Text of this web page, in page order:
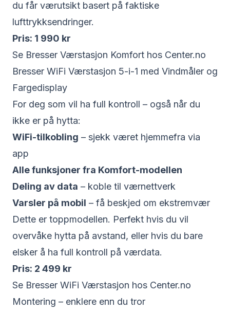
du får værutsikt basert på faktiske
lufttrykksendringer.
Pris: 1 990 kr
Se Bresser Værstasjon Komfort hos Center.no
Bresser WiFi Værstasjon 5-i-1 med Vindmåler og
Fargedisplay
For deg som vil ha full kontroll – også når du
ikke er på hytta:
WiFi-tilkobling – sjekk været hjemmefra via
app
Alle funksjoner fra Komfort-modellen
Deling av data – koble til værnettverk
Varsler på mobil – få beskjed om ekstremvær
Dette er toppmodellen. Perfekt hvis du vil
overvåke hytta på avstand, eller hvis du bare
elsker å ha full kontroll på værdata.
Pris: 2 499 kr
Se Bresser WiFi Værstasjon hos Center.no
Montering – enklere enn du tror